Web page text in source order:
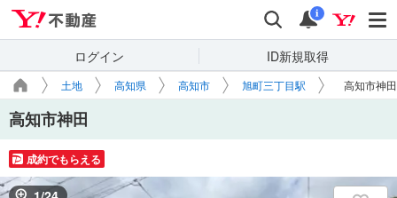
検索 通知
i
ログイン ID新規取得
土地 高知県 高知市 旭町三丁目駅 高知市神田
高知市神田
成約でもらえる